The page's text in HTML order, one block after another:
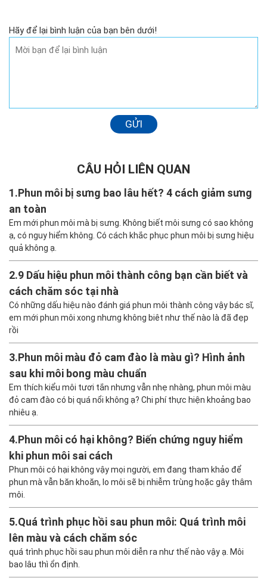
Hãy để lại bình luận của bạn bên dưới!
GỬI
CÂU HỎI LIÊN QUAN
1.Phun môi bị sưng bao lâu hết? 4 cách giảm sưng
an toàn
Em mới phun môi mà bị sưng. Không biết môi sưng có sao không
ạ, có nguy hiểm không. Có cách khắc phục phun môi bị sưng hiệu
quả không ạ.
2.9 Dấu hiệu phun môi thành công bạn cần biết và
cách chăm sóc tại nhà
Có những dấu hiệu nào đánh giá phun môi thành công vậy bác sĩ,
em mới phun môi xong nhưng không biêt như thế nào là đã đẹp
rồi
3.Phun môi màu đỏ cam đào là màu gì? Hình ảnh
sau khi môi bong màu chuẩn
Em thích kiểu môi tươi tắn nhưng vẫn nhẹ nhàng, phun môi màu
đỏ cam đào có bị quá nổi không ạ? Chi phí thực hiện khoảng bao
nhiêu ạ.
4.Phun môi có hại không? Biến chứng nguy hiểm
khi phun môi sai cách
Phun môi có hại không vậy mọi người, em đang tham khảo để
phun mà vẫn băn khoăn, lo môi sẽ bị nhiễm trùng hoặc gây thâm
môi.
5.Quá trình phục hồi sau phun môi: Quá trình môi
lên màu và cách chăm sóc
quá trình phục hồi sau phun môi diễn ra như thế nào vậy ạ. Môi
bao lâu thì ổn định.